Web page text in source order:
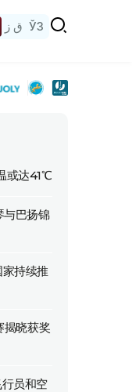
ق ز ЎЗ
或达41℃
与巴扬锦
持续推
揭晓获奖
员和空